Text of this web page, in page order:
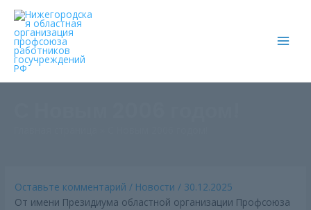
Оставьте комментарий / Новости / 30.12.2025
От имени Президиума областной организации Профсоюза